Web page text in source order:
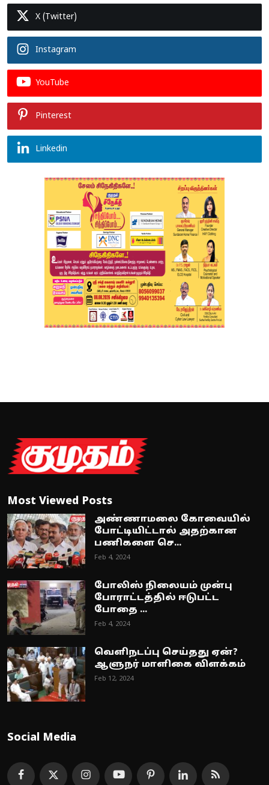
X (Twitter)
Instagram
YouTube
Pinterest
Linkedin
Most Viewed Posts
அண்ணாமலை கோவையில்
போட்டியிட்டால் அதற்கான
பணிகளை செ...
Feb 4, 2024
போலிஸ் நிலையம் முன்பு
போராட்டத்தில் ஈடுபட்ட
போதை ...
Feb 4, 2024
வெளிநடப்பு செய்தது ஏன்?
ஆளுநர் மாளிகை விளக்கம்
Feb 12, 2024
Social Media